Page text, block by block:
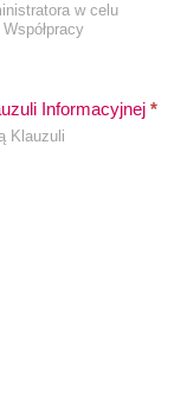
w celu
Informacyjnej *
Klauzuli